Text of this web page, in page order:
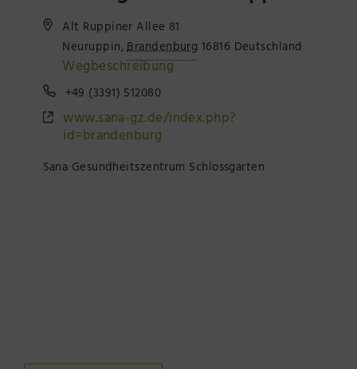
Präsenzstelle Prignitz Standort Neuruppin
Museum Neuruppin
Brandenburg-Preußen Museum Wustrau
Wegemuseum Wusterhausen/Dosse
Alt Ruppiner Allee 81
Neuruppin,Brandenburg 16816 Deutschland
Wegbeschreibung
+49 (3391) 512080
www.sana-gz.de/index.php?
id=brandenburg
Sana Gesundheitszentrum Schlossgarten